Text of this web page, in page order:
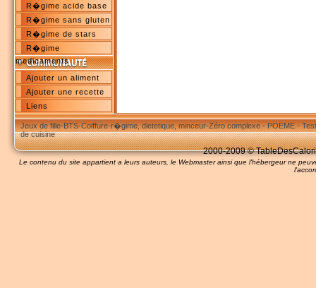
R�gime acide base
R�gime sans gluten
R�gime de stars
R�gime
medicaments
Ajouter un aliment
Ajouter une recette
Liens
Jeux de fille-BTS-Coiffure-r�gime, dietetique, minceur-Zéro complexe-POEME-
de cuisine
2000-2009 ©
Le contenu du site appartient a leurs auteurs, le Webmaster ainsi que l'hébergeur ne